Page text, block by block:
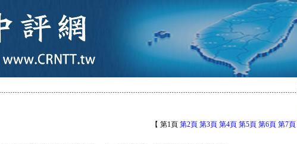
【 第1頁 第2頁 第3頁 第4頁 第5頁 第6頁 第7頁